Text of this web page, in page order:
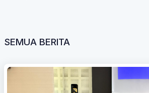
SEMUA BERITA